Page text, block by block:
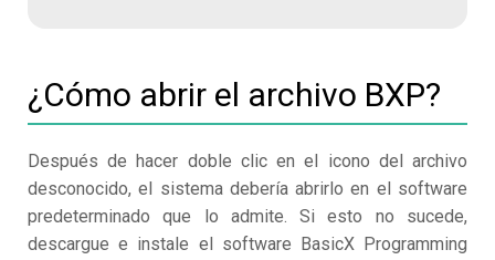
¿Cómo abrir el archivo BXP?
Después de hacer doble clic en el icono del archivo
desconocido, el sistema debería abrirlo en el software
predeterminado que lo admite. Si esto no sucede,
descargue e instale el software BasicX Programming